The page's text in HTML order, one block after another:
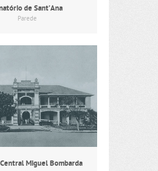
de Sant’Ana
Parede
Miguel Bombarda